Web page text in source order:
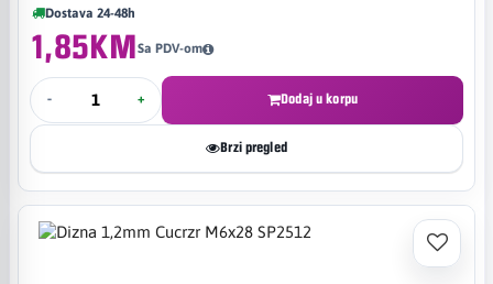
Dostava 24-48h
1,85KMSa PDV-om
- + Dodaj u korpu
Brzi pregled